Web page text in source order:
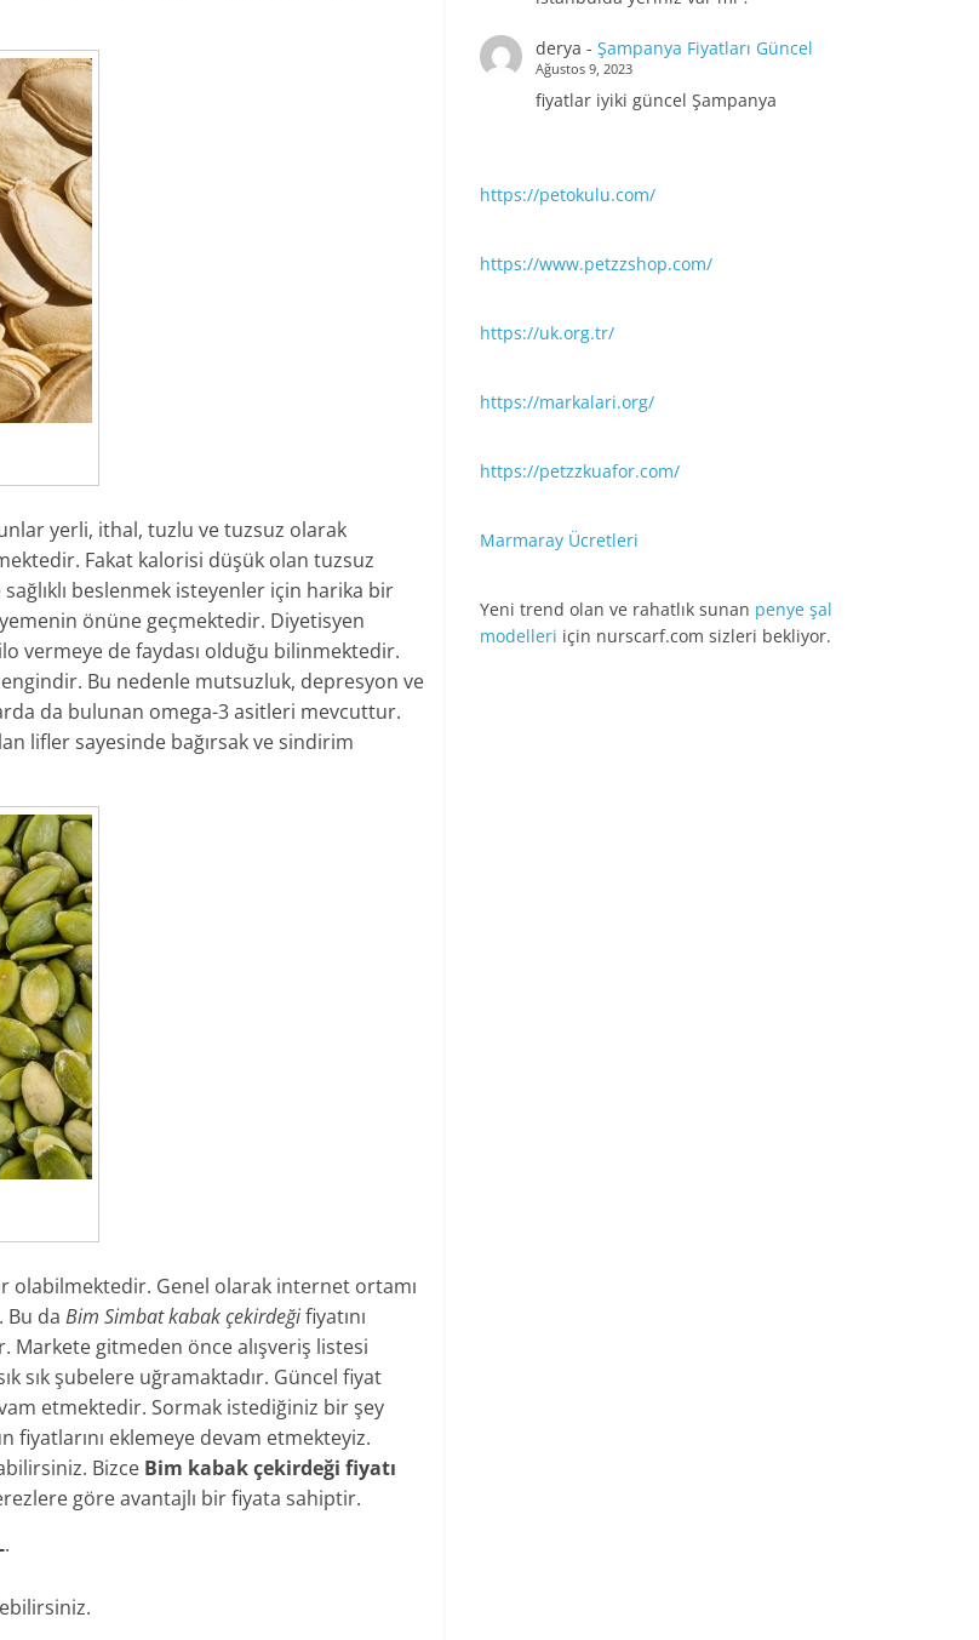
yerli, ithal, tuzlu ve tuzsuz olarak
Fakat kalorisi düşük olan tuzsuz
beslenmek isteyenler için harika bir
önüne geçmektedir. Diyetisyen
vermeye de faydası olduğu bilinmektedir.
Bu nedenle mutsuzluk, depresyon ve
da bulunan omega-3 asitleri mevcuttur.
lifler sayesinde bağırsak ve sindirim
olabilmektedir. Genel olarak internet ortamı
Bu da Bim Simbat kabak çekirdeğifiyatını
gitmeden önce alışveriş listesi
sık şubelere uğramaktadır. Güncel fiyat
etmektedir. Sormak istediğiniz bir şey
fiyatlarını eklemeye devam etmekteyiz.
Bizce Bim kabak çekirdeği fiyatı
göre avantajlı bir fiyata sahiptir.
.
derya - Şampanya Fiyatları Güncel
Ağustos 9, 2023
fiyatlar iyiki güncel Şampanya
https://petokulu.com/
https://www.petzzshop.com/
https://uk.org.tr/
https://markalari.org/
https://petzzkuafor.com/
Marmaray Ücretleri
Yeni trend olan ve rahatlık sunan penye şal
modelleri için nurscarf.com sizleri bekliyor.